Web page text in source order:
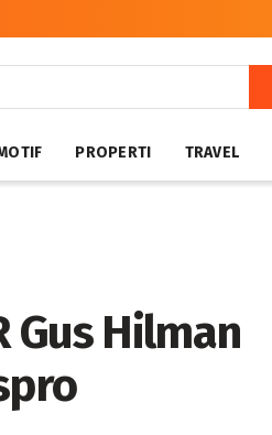
PROPERTI TRAVEL
Gus Hilman